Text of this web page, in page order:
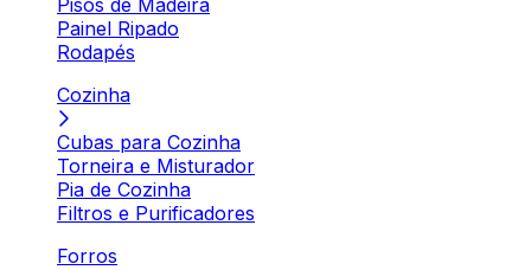
Pisos de Madeira
Painel Ripado
Rodapés
Cozinha
Cubas para Cozinha
Torneira e Misturador
Pia de Cozinha
Filtros e Purificadores
Forros